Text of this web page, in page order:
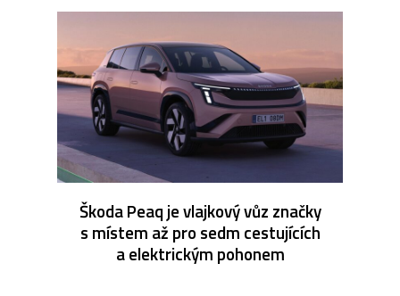
Škoda Peaq je vlajkový vůz značky
s místem až pro sedm cestujících
a elektrickým pohonem